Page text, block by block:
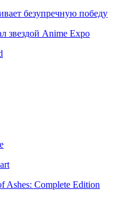
безупречную победу
звездой Anime Expo
Ashes: Complete Edition